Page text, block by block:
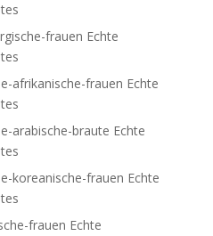
frauen Echte
afrikanische-frauen Echte
arabische-braute Echte
koreanische-frauen Echte
frauen Echte